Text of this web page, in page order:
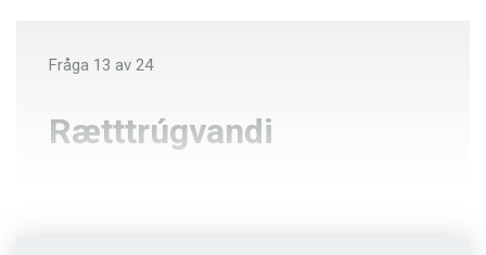
Fråga 13 av 24
Rætttrúgvandi